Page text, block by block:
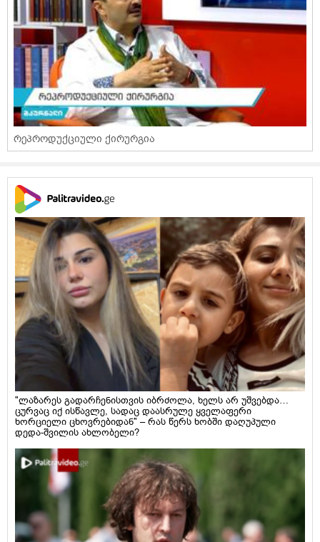
რეპროდუქციული ქირურგია
"ლაზარეს გადარჩენისთვის იბრძოლა, ხელს არ უშვებდა…
ცურვაც იქ ისწავლე, სადაც დაასრულე ყველაფერი
ხორციელი ცხოვრებიდან" – რას წერს ხობში დაღუპული
დედა-შვილის ახლობელი?